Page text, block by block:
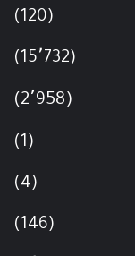
(120)
(15٬732)
(2٬958)
(1)
(4)
(146)